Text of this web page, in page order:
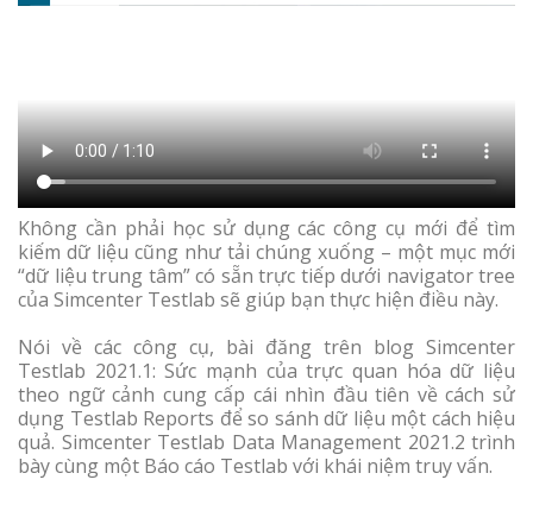
Không cần phải học sử dụng các công cụ mới để tìm
kiếm dữ liệu cũng như tải chúng xuống – một mục mới
“dữ liệu trung tâm” có sẵn trực tiếp dưới navigator tree
của Simcenter Testlab sẽ giúp bạn thực hiện điều này.
Nói về các công cụ, bài đăng trên blog Simcenter
Testlab 2021.1: Sức mạnh của trực quan hóa dữ liệu
theo ngữ cảnh cung cấp cái nhìn đầu tiên về cách sử
dụng Testlab Reports để so sánh dữ liệu một cách hiệu
quả. Simcenter Testlab Data Management 2021.2 trình
bày cùng một Báo cáo Testlab với khái niệm truy vấn.